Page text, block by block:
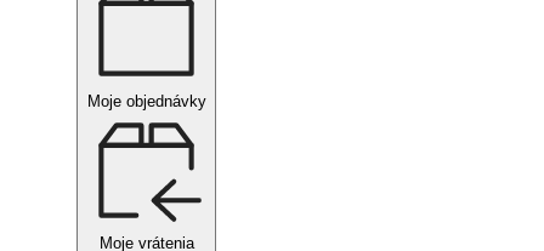
Moje objednávky
Moje vrátenia